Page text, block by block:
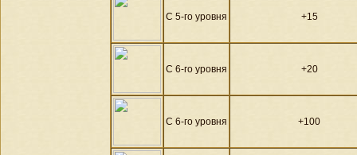
С 5-го уровня +15
С 6-го уровня +20
С 6-го уровня +100